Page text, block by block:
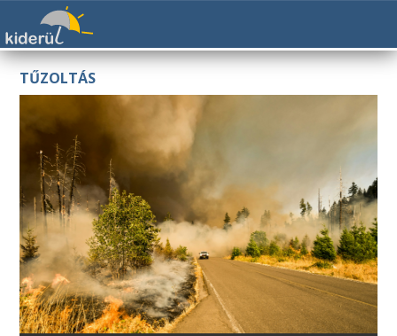
TŰZOLTÁS